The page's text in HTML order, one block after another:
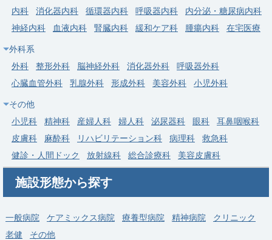
給与 年収 1,800万円 ～ 2,500万円
常勤
埼玉県/越谷市の訪問診療クリニック（吉川院サテライト・新規
開設予定）。常勤医師募集（土日祝休み・当直オンコールな
し）、週5日年収1,800〜2,500万円。
求人病院名
募集科目 在宅医療 内科
勤務地 埼玉県 越谷市
給与 年収 1,800万円 ～ 2,500万円
内科
消化器内科 循環器内科 呼吸器内科
内分泌・糖尿病内科
神経内科
血液内科 腎臓内科 緩和ケア科 腫瘍内科 在宅医療
外科系
外科
整形外科 脳神経外科 消化器外科
呼吸器外科
心臓血管外科
乳腺外科 形成外科 美容外科 小児外科
その他
小児科
精神科 産婦人科 婦人科 泌尿器科 眼科
耳鼻咽喉科
皮膚科
麻酔科 リハビリテーション科 病理科
救急科
健診・人間ドック
放射線科 総合診療科 美容皮膚科
施設形態から探す
一般病院 ケアミックス病院 療養型病院 精神病院
クリニック
老健
その他